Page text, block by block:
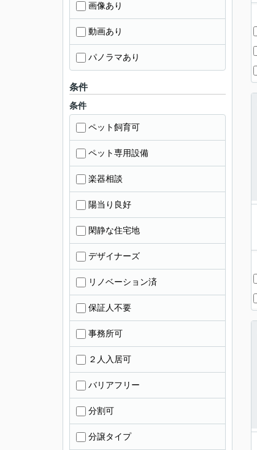
画像あり
動画あり
パノラマあり
条件
条件
ペット飼育可
ペット専用設備
楽器相談
陽当り良好
閑静な住宅地
デザイナーズ
リノベーション済
保証人不要
事務所可
２人入居可
バリアフリー
分割可
分譲タイプ